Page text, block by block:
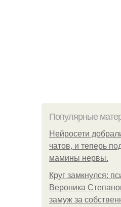
Популярные
Нейросети
чатов, и теперь
мамины нервы.
Круг замкнулся:
Вероника
замуж за